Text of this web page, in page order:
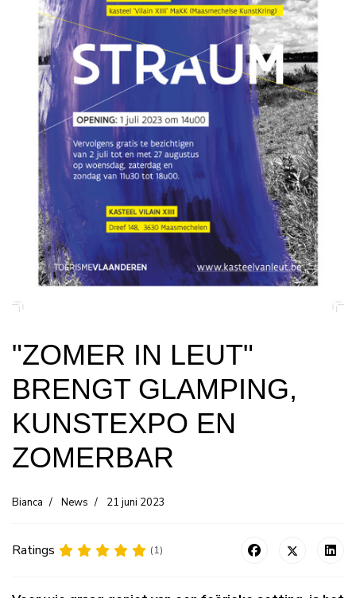
Previous
"ZOMER IN LEUT"
BRENGT GLAMPING,
KUNSTEXPO EN
ZOMERBAR
21 juni 2023
Ratings (1)